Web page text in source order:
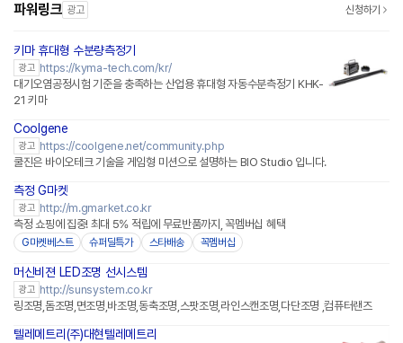
파워링크 광고 신청하기
키마 휴대형 수분량측정기
광고 https://kyma-tech.com/kr/
대기오염공정시험 기준을 충족하는 산업용 휴대형 자동수분측정기 KHK-
21 키마
Coolgene
광고 https://coolgene.net/community.php
쿨진은 바이오테크 기술을 게임형 미션으로 설명하는 BIO Studio 입니다.
측정 G마켓
광고 http://m.gmarket.co.kr
측정 쇼핑에 집중! 최대 5% 적립에 무료반품까지, 꼭멤버십 혜택
G마켓베스트 슈퍼딜특가 스타배송 꼭멤버십
머신비젼 LED조명 선시스템
광고 http://sunsystem.co.kr
링조명,돔조명,면조명,바조명,동축조명,스팟조명,라인스캔조명,다단조명 ,컴퓨터랜즈
텔레메트리(주)대현텔레메트리